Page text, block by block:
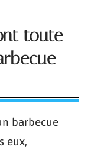
toute
barbecue
eux,